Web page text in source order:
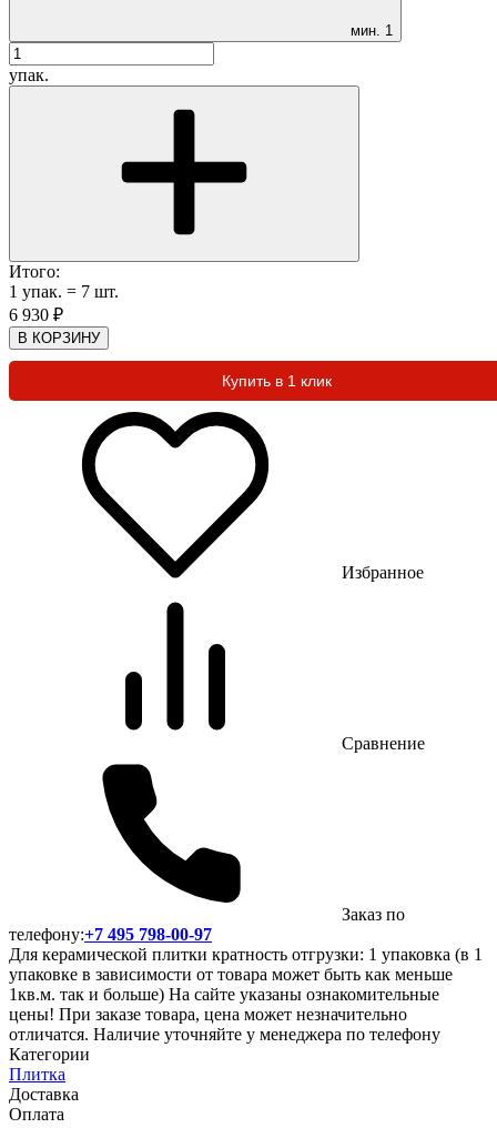
мин. 1
упак.
Итого:
1 упак. = 7 шт.
6 930 ₽
В КОРЗИНУ
Купить в 1 клик
Избранное
Сравнение
Заказ по
телефону:+7 495 798-00-97
Для керамической плитки кратность отгрузки: 1 упаковка (в 1
упаковке в зависимости от товара может быть как меньше
1кв.м. так и больше) На сайте указаны ознакомительные
цены! При заказе товара, цена может незначительно
отличатся. Наличие уточняйте у менеджера по телефону
Категории
Плитка
Доставка
Оплата